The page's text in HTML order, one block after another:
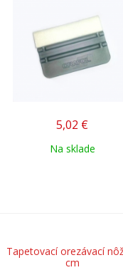
5,02 €
Na sklade
Tapetovací orezávací
cm